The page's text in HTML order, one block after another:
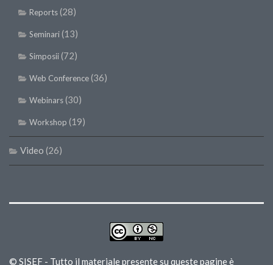
Reports(28)
Seminari(13)
Simposii(72)
Web Conference(36)
Webinars(30)
Workshop (19)
Video (26)
© SISEF - Tutto il materiale presente su queste pagine è